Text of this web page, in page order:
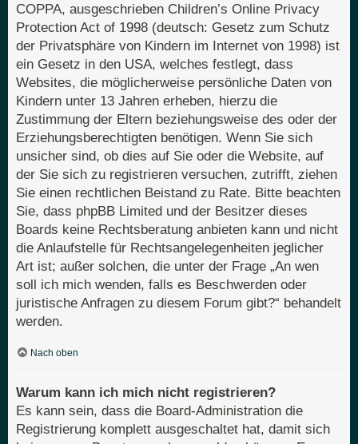
COPPA, ausgeschrieben Children’s Online Privacy
Protection Act of 1998 (deutsch: Gesetz zum Schutz
der Privatsphäre von Kindern im Internet von 1998) ist
ein Gesetz in den USA, welches festlegt, dass
Websites, die möglicherweise persönliche Daten von
Kindern unter 13 Jahren erheben, hierzu die
Zustimmung der Eltern beziehungsweise des oder der
Erziehungsberechtigten benötigen. Wenn Sie sich
unsicher sind, ob dies auf Sie oder die Website, auf
der Sie sich zu registrieren versuchen, zutrifft, ziehen
Sie einen rechtlichen Beistand zu Rate. Bitte beachten
Sie, dass phpBB Limited und der Besitzer dieses
Boards keine Rechtsberatung anbieten kann und nicht
die Anlaufstelle für Rechtsangelegenheiten jeglicher
Art ist; außer solchen, die unter der Frage „An wen
soll ich mich wenden, falls es Beschwerden oder
juristische Anfragen zu diesem Forum gibt?“ behandelt
werden.
Nach oben
Warum kann ich mich nicht registrieren?
Es kann sein, dass die Board-Administration die
Registrierung komplett ausgeschaltet hat, damit sich